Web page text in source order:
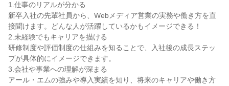
1.仕事のリアルが分かる
新卒入社の先輩社員から、Webメディア営業の実務や働き方を直
接聞けます。どんな人が活躍しているかもイメージできる！
2.未経験でもキャリアを描ける
研修制度や評価制度の仕組みを知ることで、入社後の成長ステッ
プが具体的にイメージできます。
3.会社や事業への理解が深まる
アール・エムの強みや導入実績を知り、将来のキャリアや働き方